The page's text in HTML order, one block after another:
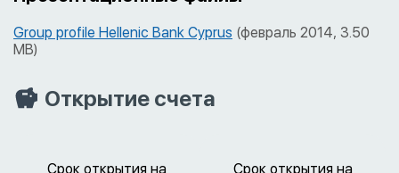
Group profile Hellenic Bank Cyprus (февраль 2014, 3.50
MB)
Открытие счета
Срок открытия на
Срок открытия на